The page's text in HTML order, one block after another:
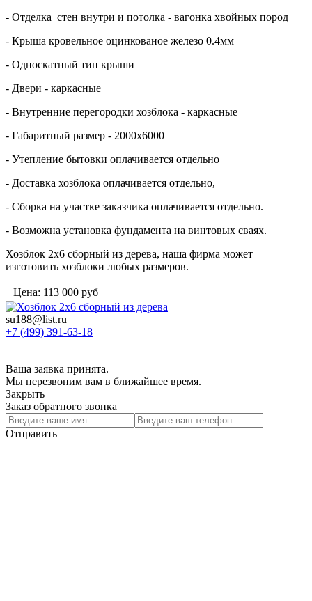
- Отделка стен внутри и потолка - вагонка хвойных пород
- Крыша кровельное оцинкованое железо 0.4мм
- Односкатный тип крыши
- Двери - каркасные
- Внутренние перегородки хозблока - каркасные
- Габаритный размер - 2000х6000
- Утепление бытовки оплачивается отдельно
- Доставка хозблока оплачивается отдельно,
- Сборка на участке заказчика оплачивается отдельно.
- Возможна установка фундамента на винтовых сваях.
Хозблок 2х6 сборный из дерева, наша фирма может
изготовить хозблоки любых размеров.
Цена: 113 000 руб
su188@list.ru
+7 (499) 391-63-18
Ваша заявка принята.
Мы перезвоним вам в ближайшее время.
Закрыть
Заказ обратного звонка
Отправить